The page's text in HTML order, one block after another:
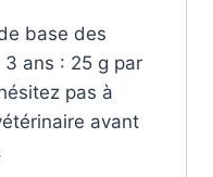
base des
ans : 25 g par
pas à
avant